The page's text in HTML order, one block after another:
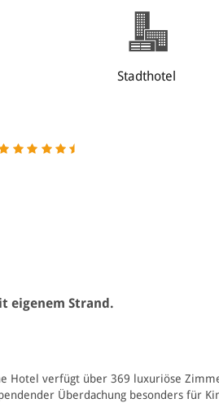
Stadthotel
eigenem Strand.
Hotel verfügt über 369 luxuriöse
Überdachung besonders für